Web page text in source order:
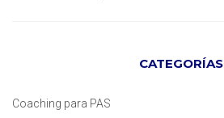
CATEGORÍAS
Coaching para PAS